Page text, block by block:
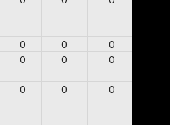
0 0 0
0 0 0
0 0 0